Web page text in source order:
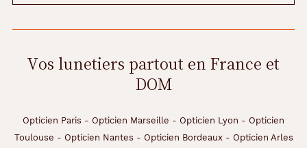
Vos lunetiers partout en France et
DOM
Opticien Paris - Opticien Marseille - Opticien Lyon - Opticien
Toulouse - Opticien Nantes - Opticien Bordeaux- Opticien Arles